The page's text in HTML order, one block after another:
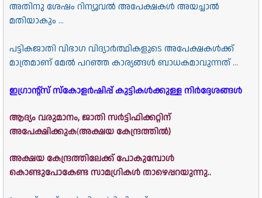
അതിനു ശേഷം റിന്യൂവൽ അപേക്ഷകൾ അയച്ചാൽ
മതിയാകും ...
പട്ടികജാതി വിഭാഗ വിദ്യാർത്ഥികളുടെ അപേക്ഷകൾക്ക്
മാത്രമാണ് മേൽ പറഞ്ഞ കാര്യങ്ങൾ ബാധകമാവുന്നത് ...
ഇഗ്രാന്റ്സ് സ്‌കോളര്‍ഷിപ്പ് കുട്ടികൾക്കുള്ള നിർദ്ദേശങ്ങൾ
ആദ്യം വരുമാനം, ജാതി സർട്ടിഫിക്കറ്റിന്
അപേക്ഷിക്കുക(അക്ഷയ കേന്ദ്രത്തിൽ)
അക്ഷയ കേന്ദ്രത്തിലേക്ക് പോകുമ്പോൾ
കൊണ്ടുപോകേണ്ട സാമഗ്രികൾ താഴെപ്പറയുന്നു..